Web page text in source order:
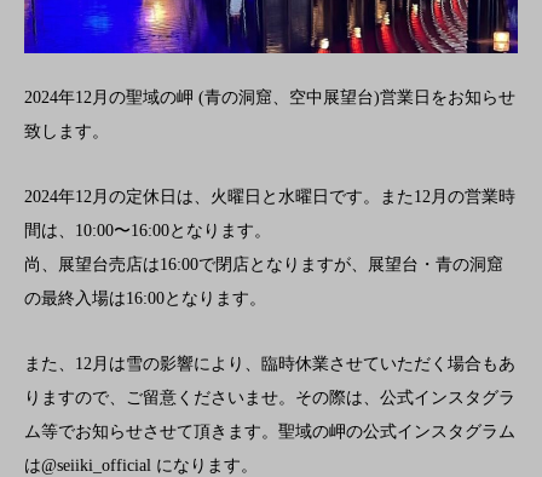
2024年12月の聖域の岬 (青の洞窟、空中展望台)営業日をお知らせ
致します。
2024年12月の定休日は、火曜日と水曜日です。また12月の営業時
間は、10:00〜16:00となります。
尚、展望台売店は16:00で閉店となりますが、展望台・青の洞窟
の最終入場は16:00となります。
また、12月は雪の影響により、臨時休業させていただく場合もあ
りますので、ご留意くださいませ。その際は、公式インスタグラ
ム等でお知らせさせて頂きます。聖域の岬の公式インスタグラム
は@seiiki_official になります。